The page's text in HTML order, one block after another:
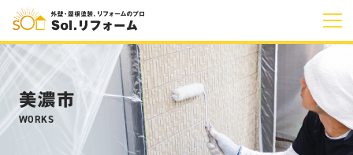
Solの特長
KFスーパー ウレアコート
美濃市
WORKS